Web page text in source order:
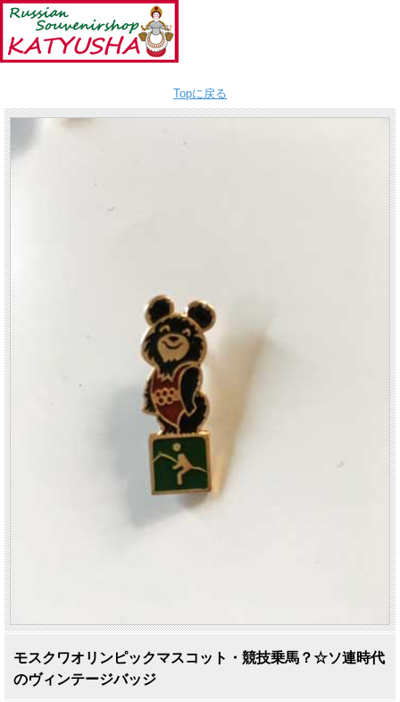
Topに戻る
モスクワオリンピックマスコット・競技乗馬？☆ソ連時代
のヴィンテージバッジ